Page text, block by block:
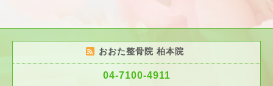
おおた整骨院 柏本院
04-7100-4911